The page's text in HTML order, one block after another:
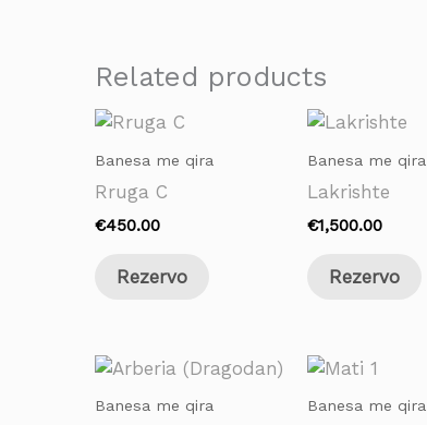
Related products
Banesa me qira
Rruga C
€450.00
Rezervo
Banesa me qira
Lakrishte
€1,500.00
Rezervo
Banesa me qira Banesa me qira